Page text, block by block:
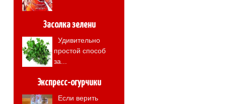
Засолка зелени
Удивительно
простой способ
за...
Экспресс-огурчики
Если верить